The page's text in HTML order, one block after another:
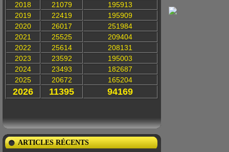
2018
21079
195913
2019
22419
195909
2020
26017
251984
2021
25525
209404
2022
25614
208131
2023
23592
195003
2024
23493
182687
2025
20672 165204
2026 11395 94169
ARTICLES RÉCENTS